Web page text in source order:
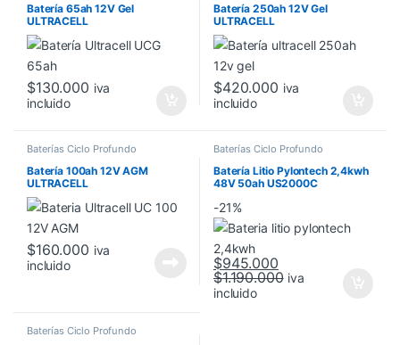
Batería 65ah 12V Gel
ULTRACELL
$130.000 iva
incluido
Batería 250ah 12V Gel
ULTRACELL
$420.000 iva
incluido
Baterías Ciclo Profundo
Batería 100ah 12V AGM
ULTRACELL
$160.000 iva
incluido
Baterías Ciclo Profundo
Batería Litio Pylontech 2,4kwh
48V 50ah US2000C
-21%
$945.000
$1.190.000 iva
incluido
Baterías Ciclo Profundo